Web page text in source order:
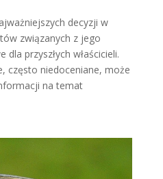
decyzji w
związanych z jego
przyszłych właścicieli.
często niedoceniane, może
na temat